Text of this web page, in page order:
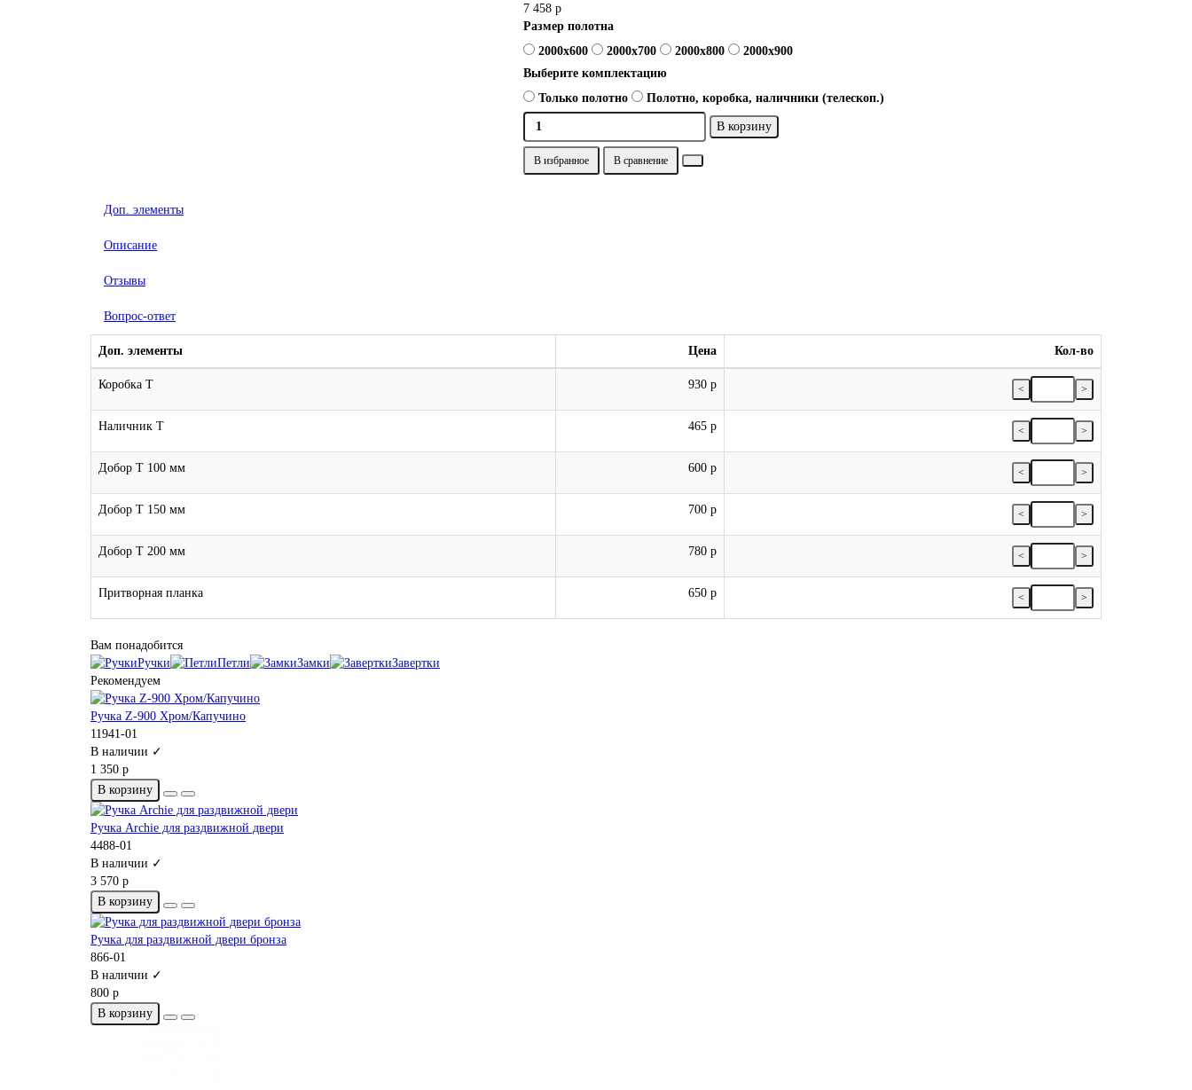
7 458 р
Размер полотна
2000x600
2000x700 2000x800
2000x900
Выберите комплектацию
Только полотно
Полотно, коробка, наличники (телескоп.)
В корзину
В избранное В сравнение
Доп. элементы
Описание
Отзывы
Вопрос-ответ
Доп. элементы Цена Кол-во
Коробка Т 930 р < >
Наличник Т 465 р < >
Добор Т 100 мм 600 р < >
Добор Т 150 мм 700 р < >
Добор Т 200 мм 780 р < >
Притворная планка 650 р < >
Вам понадобится
Ручки
Петли Замки
Завертки
Рекомендуем
Ручка Z-900 Хром/Капучино
11941-01
В наличии ✓
1 350 р
В корзину
Ручка Archie для раздвижной двери
4488-01
В наличии ✓
3 570 р
В корзину
Ручка для раздвижной двери бронза
866-01
В наличии ✓
800 р
В корзину